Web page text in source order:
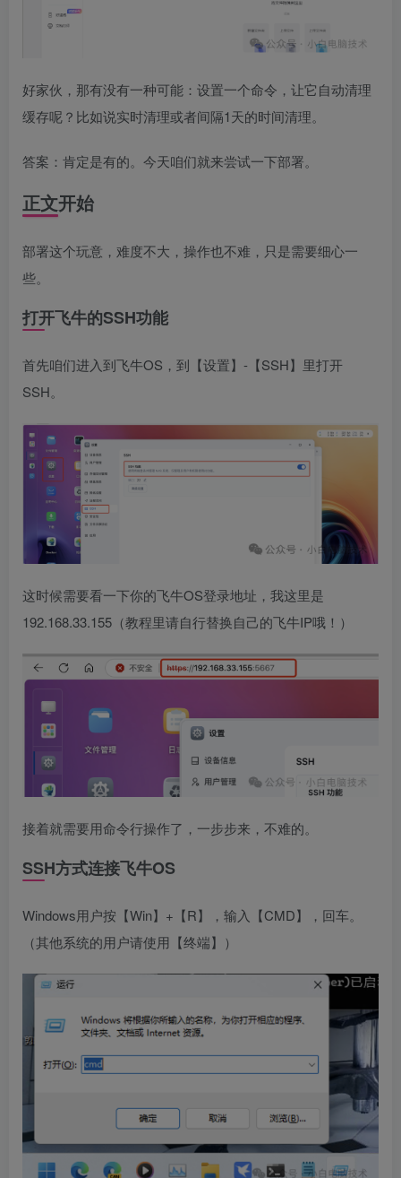
好家伙，那有没有一种可能：设置一个命令，让它自动清理
缓存呢？比如说实时清理或者间隔1天的时间清理。
答案：肯定是有的。今天咱们就来尝试一下部署。
正文开始
部署这个玩意，难度不大，操作也不难，只是需要细心一
些。
打开飞牛的SSH功能
首先咱们进入到飞牛OS，到【设置】-【SSH】里打开
SSH。
这时候需要看一下你的飞牛OS登录地址，我这里是
192.168.33.155（教程里请自行替换自己的飞牛IP哦！）
接着就需要用命令行操作了，一步步来，不难的。
SSH方式连接飞牛OS
Windows用户按【Win】+【R】，输入【CMD】，回车。
（其他系统的用户请使用【终端】）